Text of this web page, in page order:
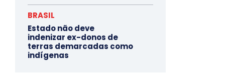
BRASIL
Estado não deve
indenizar ex-donos de
terras demarcadas como
indígenas